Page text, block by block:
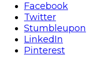
Facebook
Twitter
Stumbleupon
LinkedIn
Pinterest